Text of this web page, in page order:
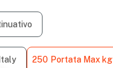
250 Portata Max kg